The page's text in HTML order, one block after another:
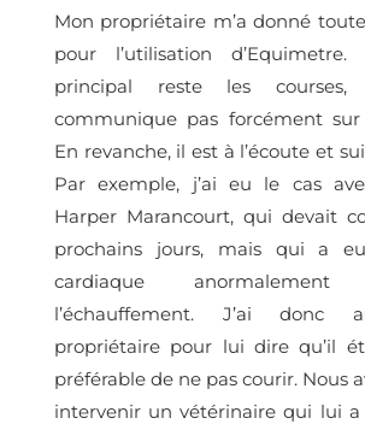
Mon propriétaire m’a donné
pour l’utilisation
principal reste les
communique pas forcément sur
En revanche, il est à l’écoute et
Par exemple, j’ai eu le cas
Harper Marancourt, qui devait
prochains jours, mais qui a
cardiaque
l’échauffement. J’ai donc
propriétaire pour lui dire qu’il
préférable de ne pas courir. Nous
intervenir un vétérinaire qui lui a